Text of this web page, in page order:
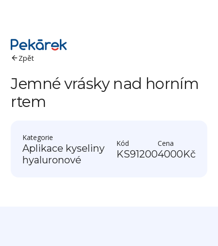
Zpět
Jemné vrásky nad horním
rtem
Kategorie
Aplikace kyseliny
hyaluronové
Kód
KS91200
Cena
4000Kč